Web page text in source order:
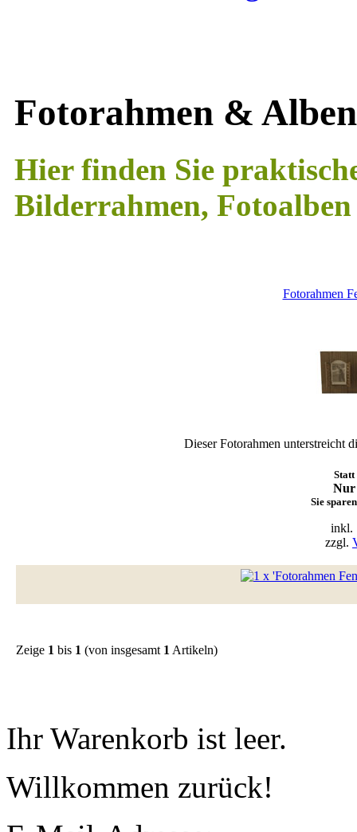
Fotorahmen & Alben
Hier finden Sie
Bilderrahmen,
Fotorahmen
Dieser Fotorahmen unterstreicht
Statt
Nur
Sie
inkl.
zzgl.
Zeige 1 bis 1 (von insgesamt 1 Artikeln)
Ihr Warenkorb ist leer.
Willkommen zurück!